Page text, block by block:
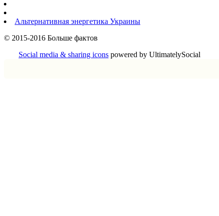
Альтернативная энергетика Украины
© 2015-2016 Больше фактов
Social media & sharing icons powered by UltimatelySocial